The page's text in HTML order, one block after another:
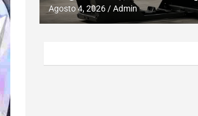
Agosto 4, 2026 Admin